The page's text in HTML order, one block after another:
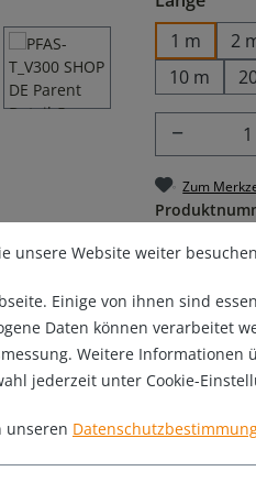
1 m
2
10 m
Zum
-
unsere Website weiter
Einige von ihnen sind
Daten können verarbeitet
Weitere Informationen
jederzeit unter Cookie-
unseren